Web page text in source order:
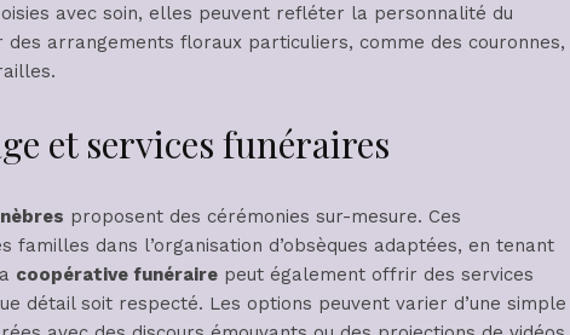
avec soin, elles peuvent refléter la personnalité du
arrangements floraux particuliers, comme des couronnes,
et services funéraires
proposent des cérémonies sur-mesure. Ces
dans l’organisation d’obsèques adaptées, en tenant
coopérative funéraire peut également offrir des services
détail soit respecté. Les options peuvent varier d’une simple